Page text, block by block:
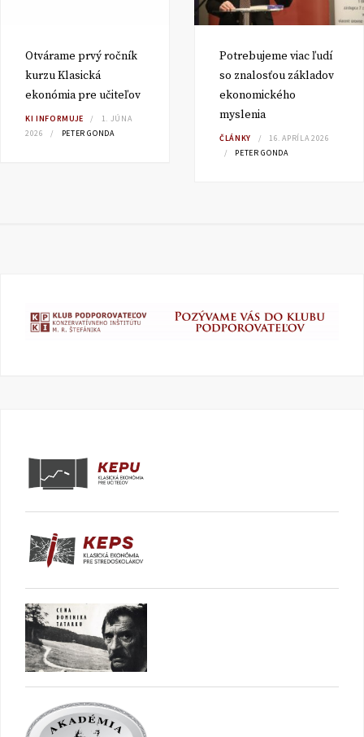
Otvárame prvý ročník
kurzu Klasická
ekonómia pre učiteľov
KI INFORMUJE
1. JÚNA
2026
PETER GONDA
Potrebujeme viac ľudí
so znalosťou základov
ekonomického
myslenia
ČLÁNKY
16. APRÍLA 2026
PETER GONDA